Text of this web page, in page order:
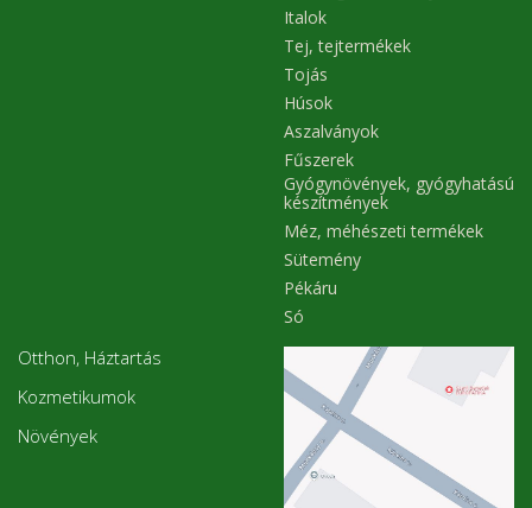
Italok
Tej, tejtermékek
Tojás
Húsok
Aszalványok
Fűszerek
Gyógynövények, gyógyhatású
készítmények
Méz, méhészeti termékek
Sütemény
Pékáru
Só
Otthon, Háztartás
Kozmetikumok
Növények